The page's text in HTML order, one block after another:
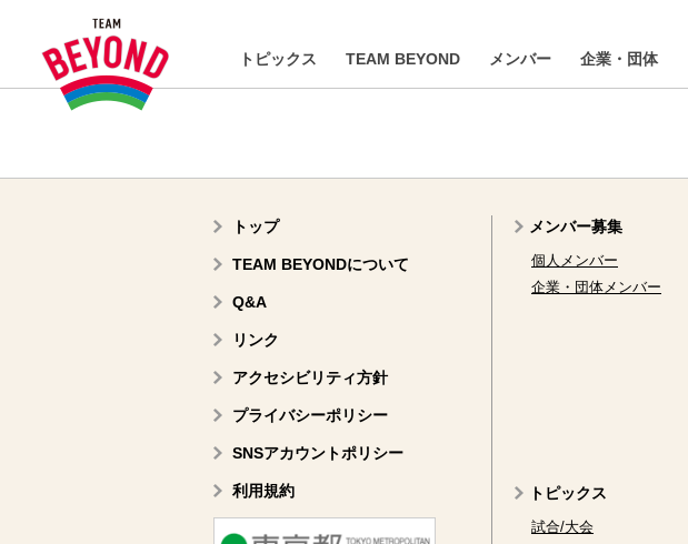
トピックス TEAM BEYOND メンバー 企業・団体
トップ
TEAM BEYONDについて
Q&A
リンク
アクセシビリティ方針
プライバシーポリシー
SNSアカウントポリシー
利用規約
メンバー募集
個人メンバー
企業・団体メンバー
トピックス
試合/大会